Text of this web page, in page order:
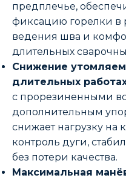
предплечье,
фиксацию горелки в
ведения шва и
длительных
Снижение
длительных
с прорезиненными
дополнительным
снижает нагрузку
контроль дуги,
без потери качества.
Максимальная